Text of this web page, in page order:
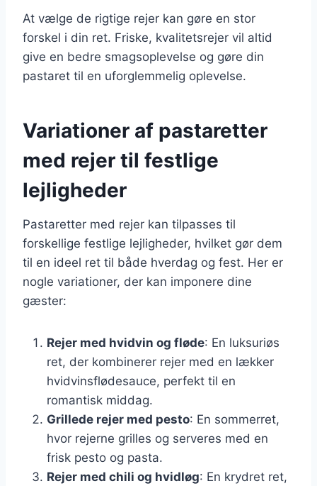
At vælge de rigtige rejer kan gøre en stor
forskel i din ret. Friske, kvalitetsrejer vil altid
give en bedre smagsoplevelse og gøre din
pastaret til en uforglemmelig oplevelse.
Variationer af pastaretter
med rejer til festlige
lejligheder
Pastaretter med rejer kan tilpasses til
forskellige festlige lejligheder, hvilket gør dem
til en ideel ret til både hverdag og fest. Her er
nogle variationer, der kan imponere dine
gæster:
Rejer med hvidvin og fløde: En luksuriøs
ret, der kombinerer rejer med en lækker
hvidvinsflødesauce, perfekt til en
romantisk middag.
Grillede rejer med pesto: En sommerret,
hvor rejerne grilles og serveres med en
frisk pesto og pasta.
Rejer med chili og hvidløg: En krydret ret,